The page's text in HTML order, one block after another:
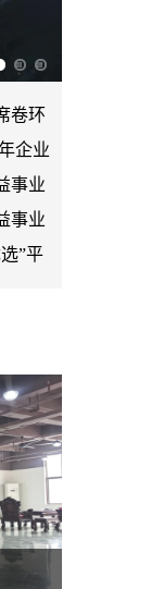
卷环
企业
事业
事业
”平